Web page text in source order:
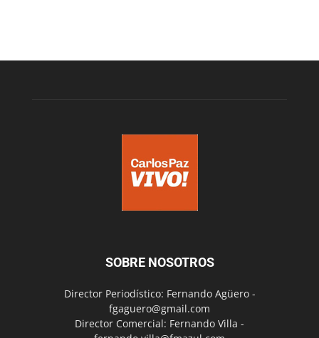
SOBRE NOSOTROS
Director Periodístico: Fernando Agüero -
fgaguero@gmail.com
Director Comercial: Fernando Villa -